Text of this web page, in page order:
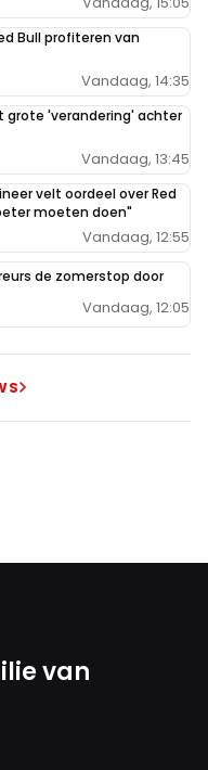
Bull profiteren van
Vandaag, 14:35
grote 'verandering' achter
Vandaag, 13:45
velt oordeel over Red
moeten doen"
Vandaag, 12:55
de zomerstop door
Vandaag, 12:05
van